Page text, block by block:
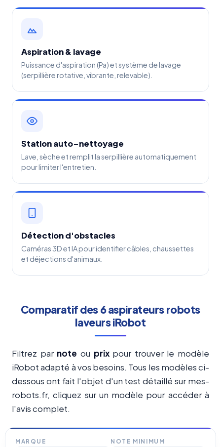
Aspiration & lavage
Puissance d'aspiration (Pa) et système de lavage
(serpillière rotative, vibrante, relevable).
Station auto-nettoyage
Lave, sèche et remplit la serpillière automatiquement
pour limiter l'entretien.
Détection d'obstacles
Caméras 3D et IA pour identifier câbles, chaussettes
et déjections d'animaux.
Comparatif des 6 aspirateurs robots
laveurs iRobot
Filtrez par note ou prixpour trouver le modèle
iRobot adapté à vos besoins. Tous les modèles ci-
dessous ont fait l'objet d'un test détaillé sur mes-
robots.fr, cliquez sur un modèle pour accéder à
l'avis complet.
MARQUE NOTE MINIMUM